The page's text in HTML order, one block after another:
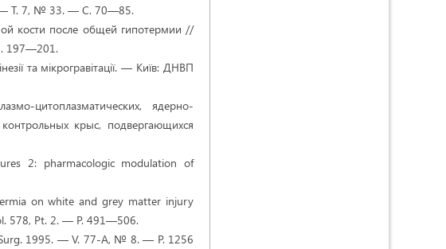
— Т. 7, № 33. — С. 70—85.
кости после общей гипотермии //
197—201.
та мікрогравітації. — Київ: ДНВП
цитоплазматических, ядерно-
крыс, подвергающихся
2: pharmacologic modulation of
on white and grey matter injury
578, Pt. 2. — P. 491—506.
Surg. 1995. — V. 77-A, № 8. — Р. 1256